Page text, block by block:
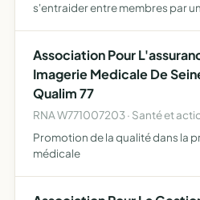
s'entraider entre membres par
Association Pour
Imagerie Medicale De
Qualim 77
RNA W771007203 · Santé et
Promotion de la qualité dans la
médicale